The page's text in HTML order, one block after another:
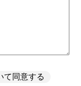
て同意する